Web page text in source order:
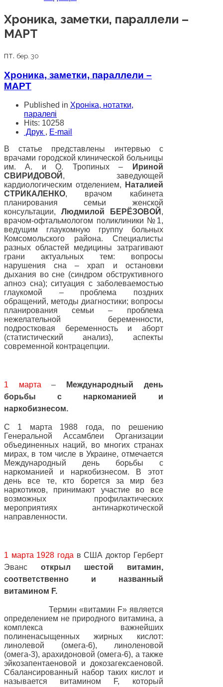
Хроника, заметки, параллели –
МАРТ
пт. бер. 30
Хроника, заметки, параллели –
МАРТ
Published in Хроніка, нотатки,
паралелі
Hits: 10258
Друк , E-mail
В статье представлены интервью с
врачами городской клинической больницы
им. А. и О. Тропиных –
Ириной
СВИРИДОВОЙ , заведующей
кардиологическим отделением,
Наталией
СТРИКАЛЕНКО, врачом кабинета
планирования семьи женской
консультации, Людмилой БЕРЁЗОВОЙ ,
врачом-офтальмологом поликлиники №1,
ведущим глаукомную группу больных
Комсомольского района. Специалисты
разных областей медицины затрагивают
грани актуальных тем: вопросы
нарушения сна – храп и остановки
дыхания во сне (синдром обструктивного
апноэ сна); ситуация с заболеваемостью
глаукомой – проблема поздних
обращений, методы диагностики; вопросы
планирования семьи – проблема
нежелательной беременности,
подростковая беременность и аборт
(статистический анализ), аспекты
современной контрацепции.
1 марта –
Международный день
борьбы с наркоманией и
наркобизнесом.
С 1 марта 1988 года, по решению
Генеральной Ассамблеи Организации
объединенных наций, во многих странах
мирах, в том числе в Украине, отмечается
Международный день борьбы с
наркоманией и наркобизнесом. В этот
день все те, кто борется за мир без
наркотиков, принимают участие во все
возможных профилактических
мероприятиях антинаркотической
направленности.
1 марта 1928 года в США доктор Герберт
Эванс открыл шестой витамин,
соответственно и названный
витамином F.
Термин «витамин F» является
определением не природного витамина, а
комплекса важнейших
полиненасыщенных жирных кислот:
линолевой (омега-6), линоленовой
(омега-3), арахидоновой (омега-6), а также
эйкозапентаеновой и докозагексаеновой.
Сбалансированный набор таких кислот и
называется витамином F, который